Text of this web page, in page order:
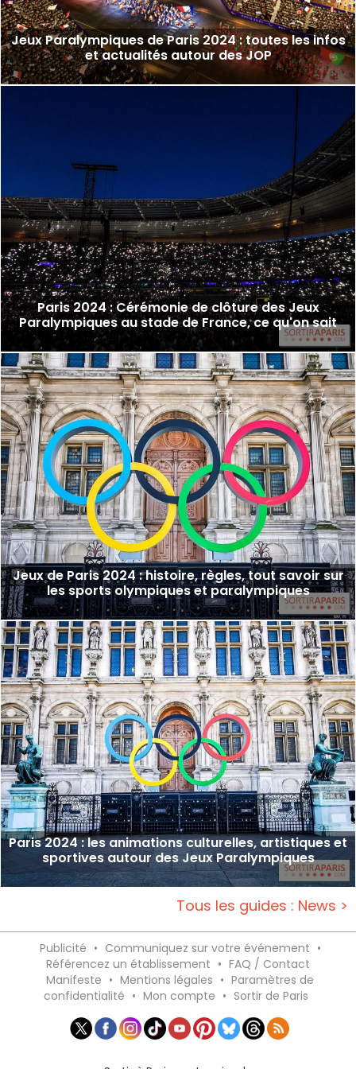
Jeux Paralympiques de Paris 2024 : toutes les infos
et actualités autour des JOP
Paris 2024 : Cérémonie de clôture des Jeux
Paralympiques au stade de France, ce qu'on sait
Jeux de Paris 2024 : histoire, règles, tout savoir sur
les sports olympiques et paralympiques
Paris 2024 : les animations culturelles, artistiques et
sportives autour des Jeux Paralympiques
Tous les guides : News >
Publicité • Communiquez sur votre événement •
Référencez un établissement • FAQ / Contact
Manifeste • Mentions légales • Paramètres de
confidentialité • Mon compte • Sortir de Paris